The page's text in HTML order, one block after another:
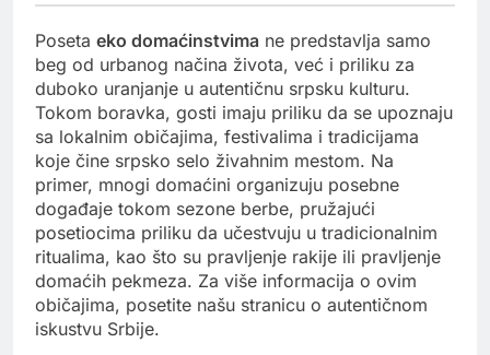
Poseta eko domaćinstvima ne predstavlja samo
beg od urbanog načina života, već i priliku za
duboko uranjanje u autentičnu srpsku kulturu.
Tokom boravka, gosti imaju priliku da se upoznaju
sa lokalnim običajima, festivalima i tradicijama
koje čine srpsko selo živahnim mestom. Na
primer, mnogi domaćini organizuju posebne
događaje tokom sezone berbe, pružajući
posetiocima priliku da učestvuju u tradicionalnim
ritualima, kao što su pravljenje rakije ili pravljenje
domaćih pekmeza. Za više informacija o ovim
običajima, posetite našu stranicu o autentičnom
iskustvu Srbije.